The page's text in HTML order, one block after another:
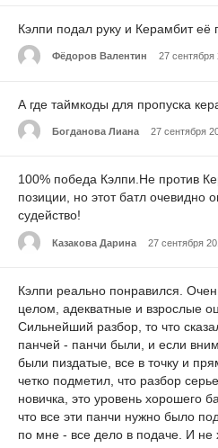
Кэлпи подал руку и Керамбит её
Фёдоров Валентин 27 сентября
А где таймкоды для пропуска
Богданова Лиана 27 сентября
100% победа Кэлпи.Не против
позиции, но этот батл очевидно
судейство!
Казакова Дарина 27 сентября
Кэлпи реально понравился.
целом, адекватные и взрослые
Сильнейший разбор, то что
панчей - панчи были, и если
были пиздатые, все в точку и
четко подметил, что разбор
новичка, это уровень хорошего
что все эти панчи нужно было
по мне - все дело в подаче. И